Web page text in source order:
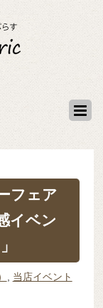
フェア
イベン
当店イベント